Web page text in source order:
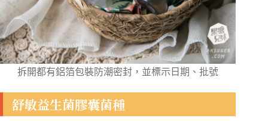
拆開都有鋁箔包裝防潮密封，並標示日期、批號
舒敏益生菌膠囊菌種